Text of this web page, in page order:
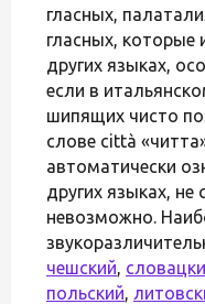
гласных,
гласных, которые
других языках,
если в
шипящих чисто
слове città
автоматически
других языках,
невозможно.
чешский,
польский,